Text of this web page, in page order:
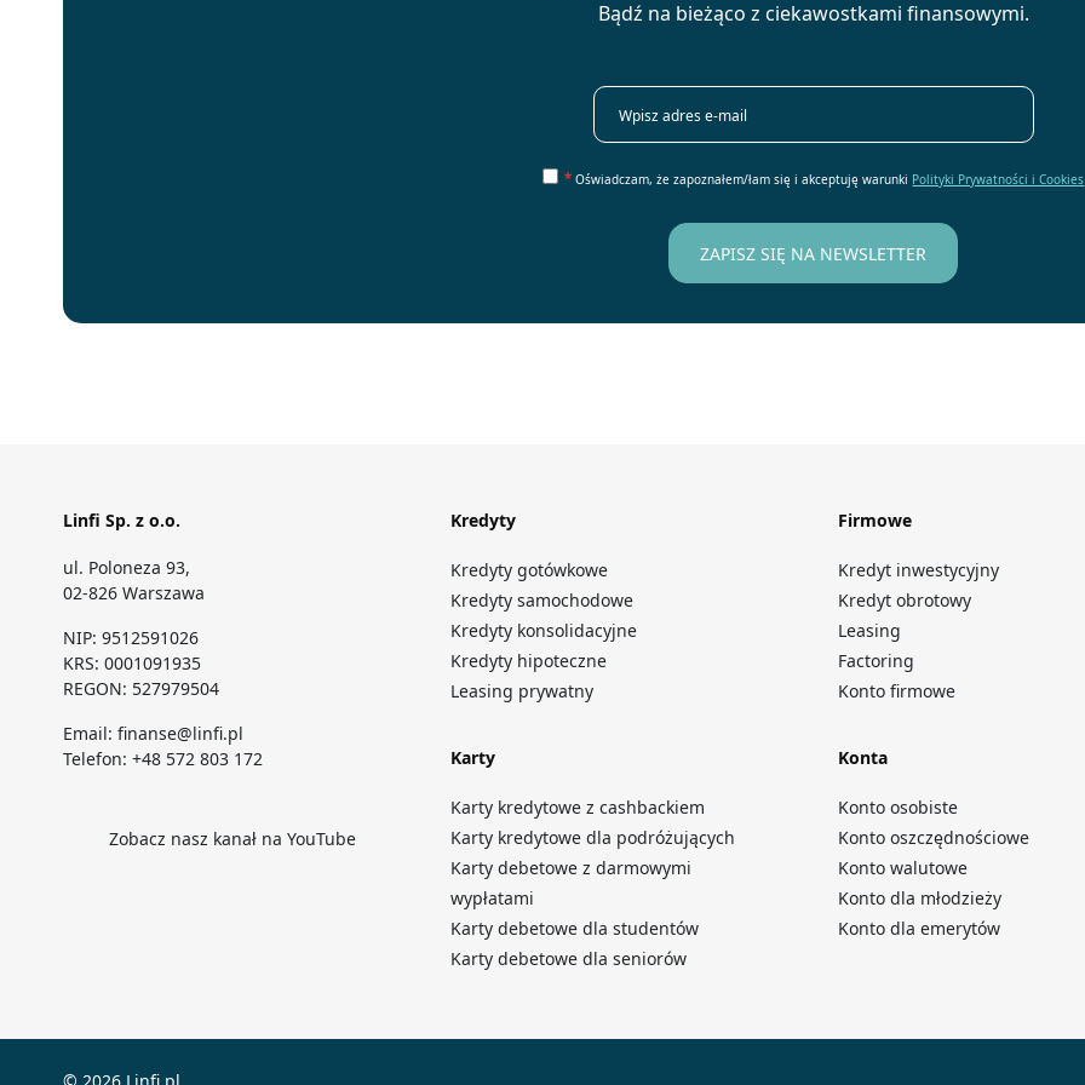
Bądź na bieżąco z ciekawostkami finansowymi.
* Oświadczam, że zapoznałem/łam się i akceptuję warunki Polityki Prywatności i Cookies
Linfi Sp. z o.o.
ul. Poloneza 93,
02-826 Warszawa
NIP: 9512591026
KRS: 0001091935
REGON: 527979504
Email: finanse@linfi.pl
Telefon: +48 572 803 172
Zobacz nasz kanał na YouTube
Kredyty
Kredyty gotówkowe
Kredyty samochodowe
Kredyty konsolidacyjne
Kredyty hipoteczne
Leasing prywatny
Firmowe
Kredyt inwestycyjny
Kredyt obrotowy
Leasing
Factoring
Konto firmowe
Karty
Karty kredytowe z cashbackiem
Karty kredytowe dla podróżujących
Karty debetowe z darmowymi
wypłatami
Karty debetowe dla studentów
Karty debetowe dla seniorów
Konta
Konto osobiste
Konto oszczędnościowe
Konto walutowe
Konto dla młodzieży
Konto dla emerytów